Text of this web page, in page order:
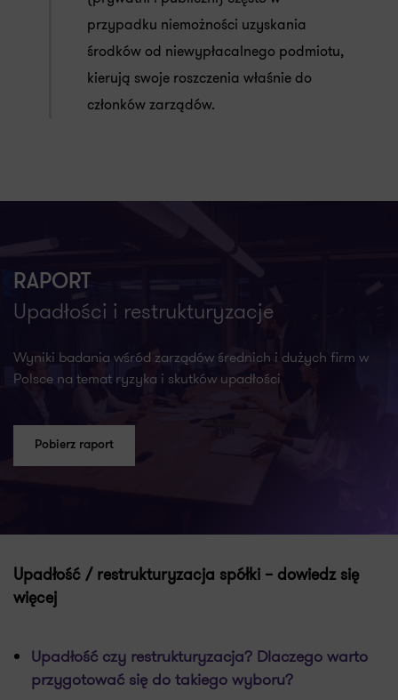
przypadku niemożności uzyskania
środków od niewypłacalnego podmiotu,
kierują swoje roszczenia właśnie do
członków zarządów.
RAPORT
Upadłości i restrukturyzacje
Wyniki badania wśród zarządów średnich i dużych firm w
Polsce na temat ryzyka i skutków upadłości
Pobierz raport
Upadłość / restrukturyzacja spółki – dowiedz się
więcej
Upadłość czy restrukturyzacja? Dlaczego warto
przygotować się do takiego wyboru?